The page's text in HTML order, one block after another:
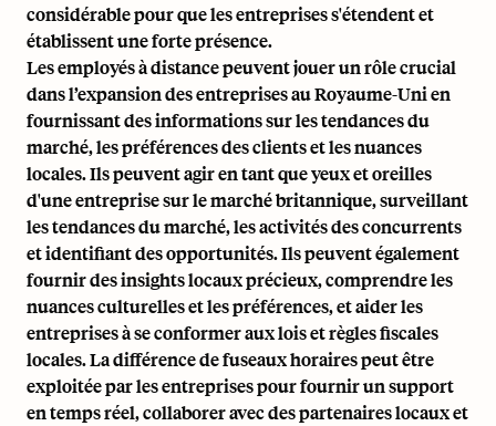
considérable pour que les entreprises s'étendent et
établissent une forte présence.
Les employés à distance peuvent jouer un rôle crucial
dans l’expansion des entreprises au Royaume-Uni en
fournissant des informations sur les tendances du
marché, les préférences des clients et les nuances
locales. Ils peuvent agir en tant que yeux et oreilles
d'une entreprise sur lemarché britannique, surveillant
les tendances du marché, les activités des concurrents
et identifiant des opportunités. Ils peuvent également
fournir des insights locaux précieux, comprendre les
nuances culturelles et les préférences, et aider les
entreprises à se conformer aux lois et règles fiscales
locales. La différence de fuseaux horaires peut être
exploitée par les entreprises pour fournir un support
en temps réel, collaborer avec des partenaires locaux et